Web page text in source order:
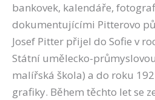
bankovek, kalendáře,
dokumentujícími Pitterovo
Josef Pitter přijel do Sofie v
Státní umělecko-
malířská škola) a do roku
grafiky. Během těchto let se